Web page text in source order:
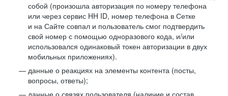
собой (произошла авторизация по номеру телефона
или через сервис HH ID, номер телефона в Сетке
и на Сайте совпал и пользователь смог подтвердить
свой номер с помощью одноразового кода, и/или
использовался одинаковый токен авторизации в двух
мобильных приложениях).
данные о реакциях на элементы контента (посты,
вопросы, ответы);
данные о связях пользователя (наличие и состав